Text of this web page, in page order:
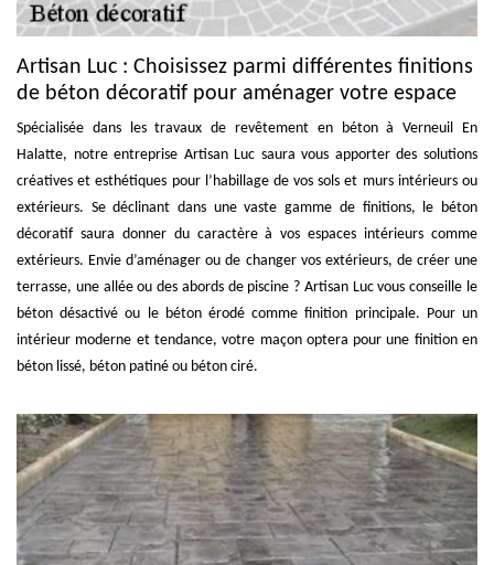
Artisan Luc : Choisissez parmi différentes finitions
de béton décoratif pour aménager votre espace
Spécialisée dans les travaux de revêtement en béton à Verneuil En
Halatte, notre entreprise Artisan Luc saura vous apporter des solutions
créatives et esthétiques pour l’habillage de vos sols et murs intérieurs ou
extérieurs. Se déclinant dans une vaste gamme de finitions, le béton
décoratif saura donner du caractère à vos espaces intérieurs comme
extérieurs. Envie d’aménager ou de changer vos extérieurs, de créer une
terrasse, une allée ou des abords de piscine ? Artisan Luc vous conseille le
béton désactivé ou le béton érodé comme finition principale. Pour un
intérieur moderne et tendance, votre maçon optera pour une finition en
béton lissé, béton patiné ou béton ciré.